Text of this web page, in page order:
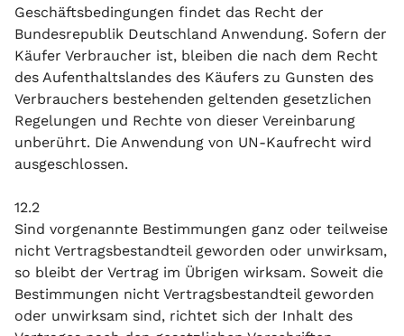
Geschäftsbedingungen findet das Recht der
Bundesrepublik Deutschland Anwendung. Sofern der
Käufer Verbraucher ist, bleiben die nach dem Recht
des Aufenthaltslandes des Käufers zu Gunsten des
Verbrauchers bestehenden geltenden gesetzlichen
Regelungen und Rechte von dieser Vereinbarung
unberührt. Die Anwendung von UN-Kaufrecht wird
ausgeschlossen.
12.2
Sind vorgenannte Bestimmungen ganz oder teilweise
nicht Vertragsbestandteil geworden oder unwirksam,
so bleibt der Vertrag im Übrigen wirksam. Soweit die
Bestimmungen nicht Vertragsbestandteil geworden
oder unwirksam sind, richtet sich der Inhalt des